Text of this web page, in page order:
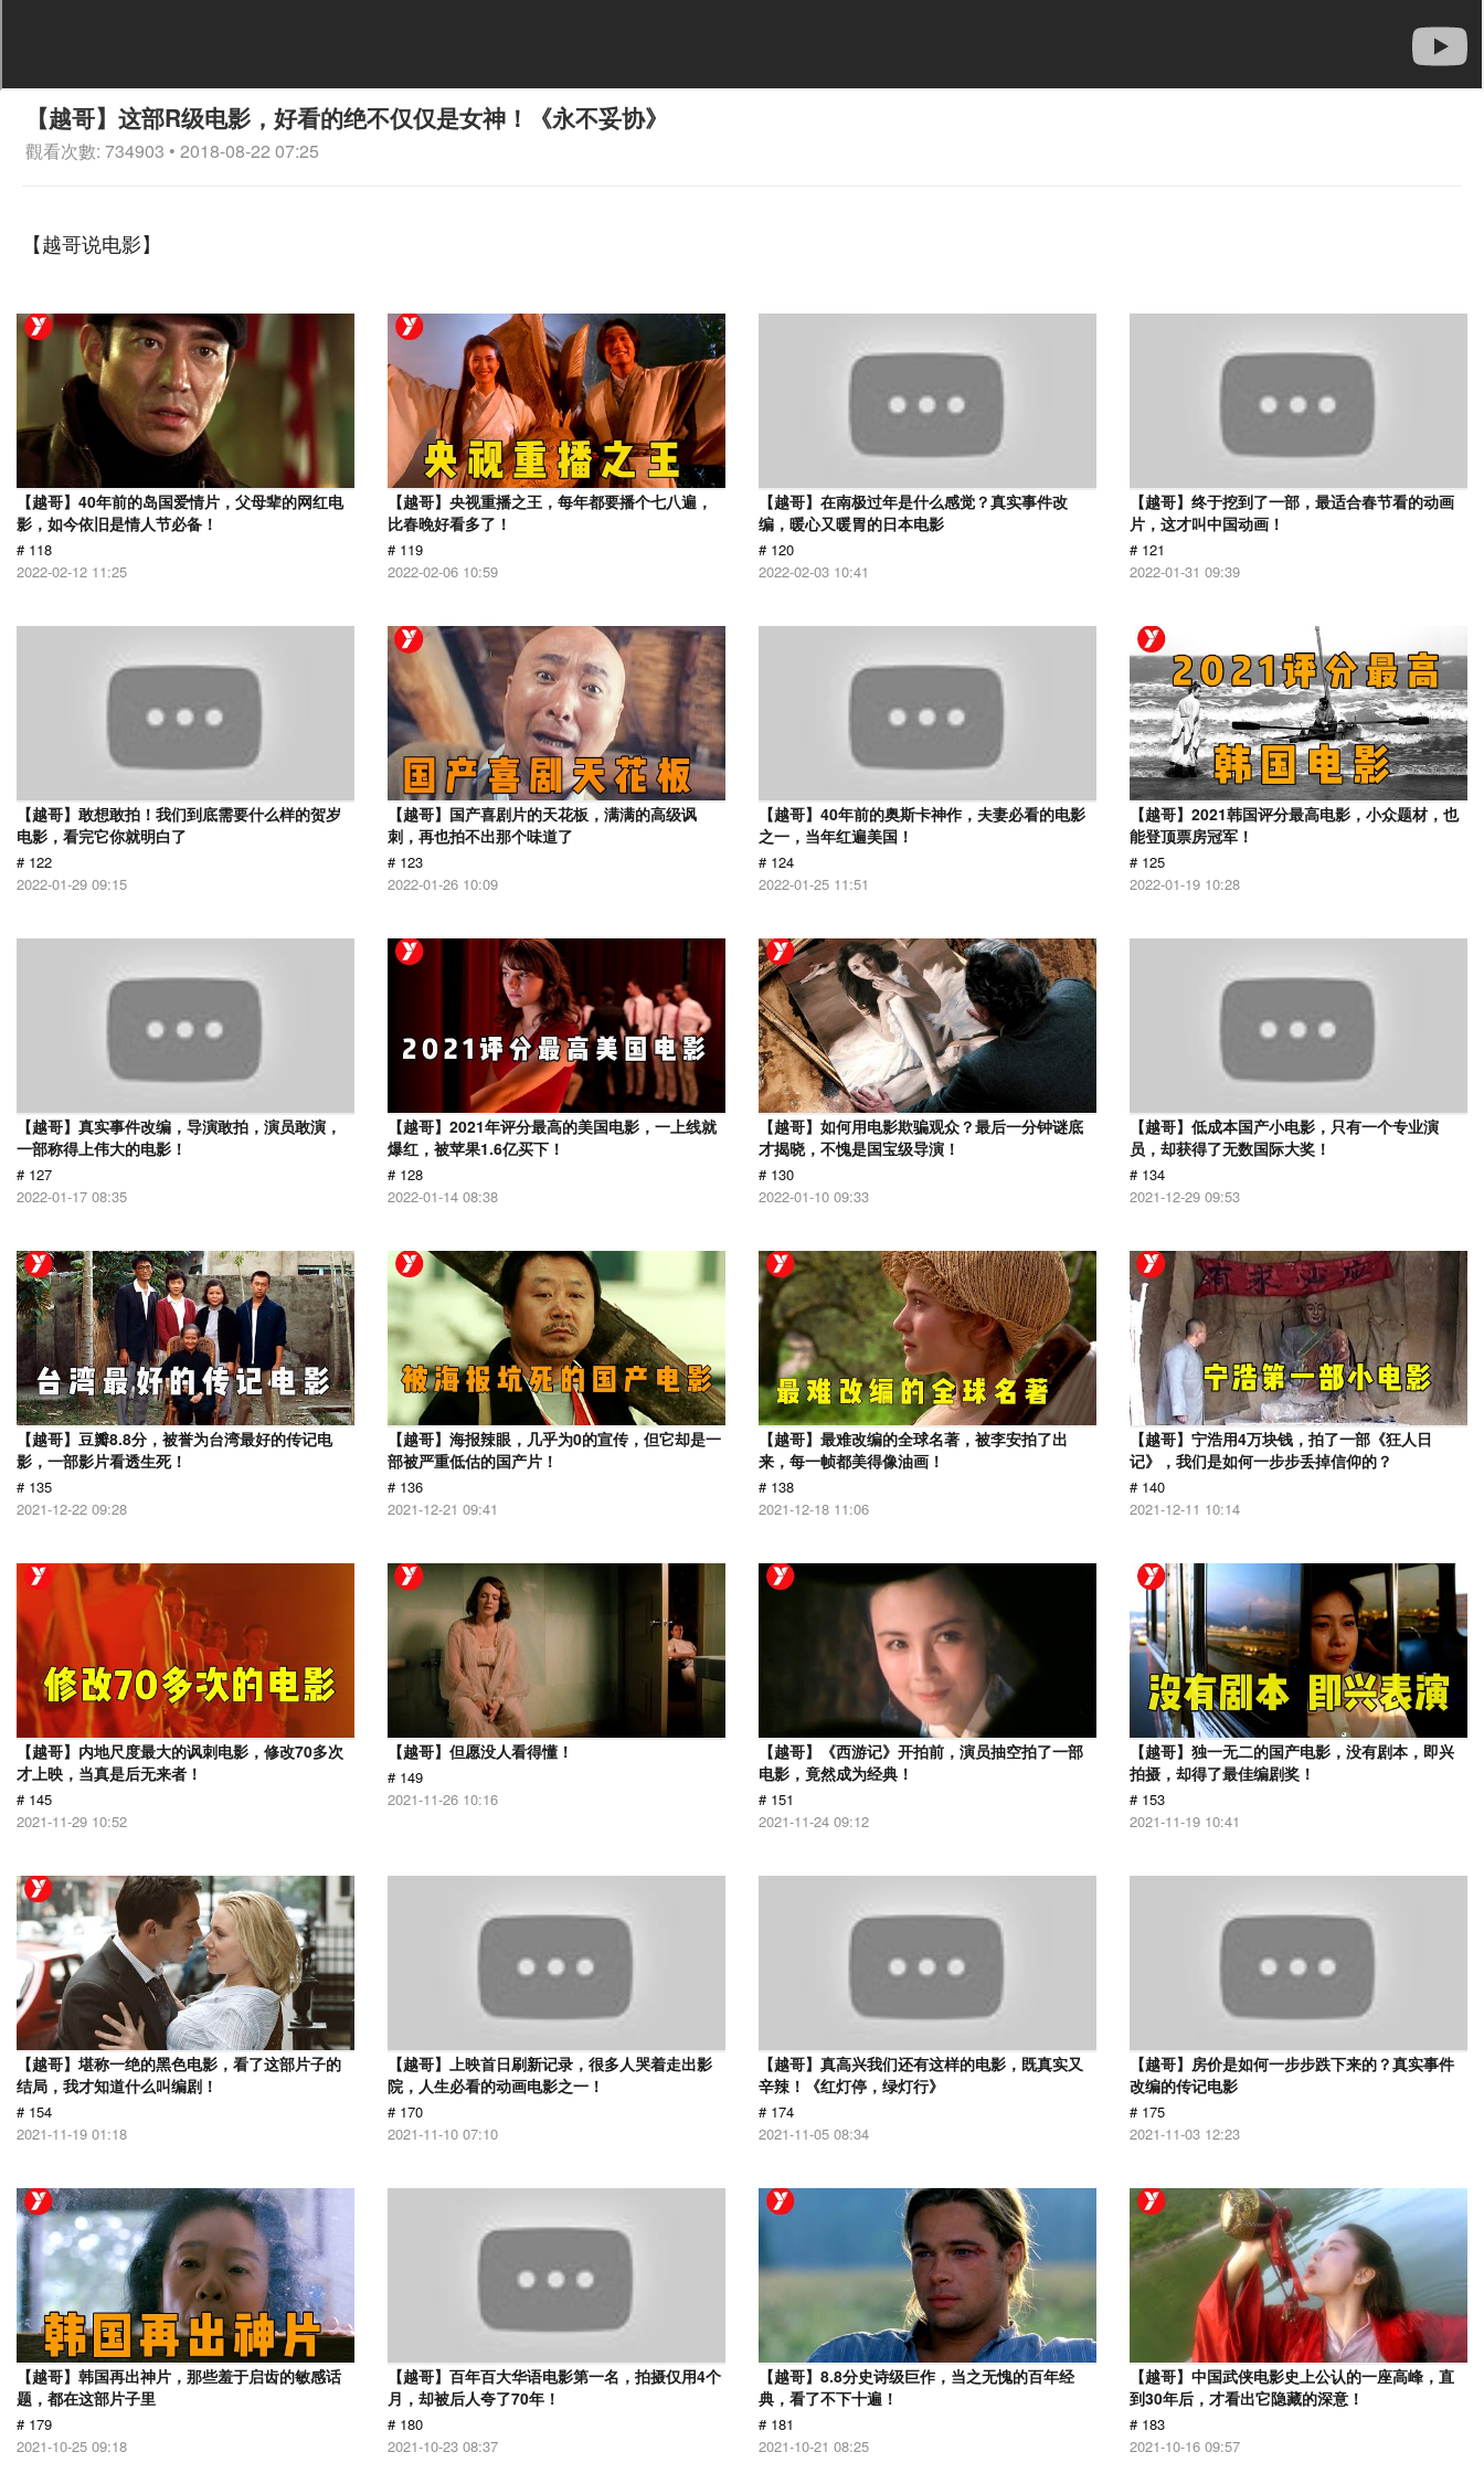
【越哥】这部R级电影，好看的绝不仅仅是女神！《永不妥协》
觀看次數: 734903 • 2018-08-22 07:25
【越哥说电影】
【越哥】40年前的岛国爱情片，父母辈的网红电
影，如今依旧是情人节必备！
# 118
2022-02-12 11:25
【越哥】央视重播之王，每年都要播个七八遍，
比春晚好看多了！
# 119
2022-02-06 10:59
【越哥】在南极过年是什么感觉？真实事件改
编，暖心又暖胃的日本电影
# 120
2022-02-03 10:41
【越哥】终于挖到了一部，最适合春节看的动画
片，这才叫中国动画！
# 121
2022-01-31 09:39
【越哥】敢想敢拍！我们到底需要什么样的贺岁
电影，看完它你就明白了
# 122
2022-01-29 09:15
【越哥】国产喜剧片的天花板，满满的高级讽
刺，再也拍不出那个味道了
# 123
2022-01-26 10:09
【越哥】40年前的奥斯卡神作，夫妻必看的电影
之一，当年红遍美国！
# 124
2022-01-25 11:51
【越哥】2021韩国评分最高电影，小众题材，也
能登顶票房冠军！
# 125
2022-01-19 10:28
【越哥】真实事件改编，导演敢拍，演员敢演，
一部称得上伟大的电影！
# 127
2022-01-17 08:35
【越哥】2021年评分最高的美国电影，一上线就
爆红，被苹果1.6亿买下！
# 128
2022-01-14 08:38
【越哥】如何用电影欺骗观众？最后一分钟谜底
才揭晓，不愧是国宝级导演！
# 130
2022-01-10 09:33
【越哥】低成本国产小电影，只有一个专业演
员，却获得了无数国际大奖！
# 134
2021-12-29 09:53
【越哥】豆瓣8.8分，被誉为台湾最好的传记电
影，一部影片看透生死！
# 135
2021-12-22 09:28
【越哥】海报辣眼，几乎为0的宣传，但它却是一
部被严重低估的国产片！
# 136
2021-12-21 09:41
【越哥】最难改编的全球名著，被李安拍了出
来，每一帧都美得像油画！
# 138
2021-12-18 11:06
【越哥】宁浩用4万块钱，拍了一部《狂人日
记》，我们是如何一步步丢掉信仰的？
# 140
2021-12-11 10:14
【越哥】内地尺度最大的讽刺电影，修改70多次
才上映，当真是后无来者！
# 145
2021-11-29 10:52
【越哥】但愿没人看得懂！
# 149
2021-11-26 10:16
【越哥】《西游记》开拍前，演员抽空拍了一部
电影，竟然成为经典！
# 151
2021-11-24 09:12
【越哥】独一无二的国产电影，没有剧本，即兴
拍摄，却得了最佳编剧奖！
# 153
2021-11-19 10:41
【越哥】堪称一绝的黑色电影，看了这部片子的
结局，我才知道什么叫编剧！
# 154
2021-11-19 01:18
【越哥】上映首日刷新记录，很多人哭着走出影
院，人生必看的动画电影之一！
# 170
2021-11-10 07:10
【越哥】真高兴我们还有这样的电影，既真实又
辛辣！《红灯停，绿灯行》
# 174
2021-11-05 08:34
【越哥】房价是如何一步步跌下来的？真实事件
改编的传记电影
# 175
2021-11-03 12:23
【越哥】韩国再出神片，那些羞于启齿的敏感话
题，都在这部片子里
# 179
2021-10-25 09:18
【越哥】百年百大华语电影第一名，拍摄仅用4个
月，却被后人夸了70年！
# 180
2021-10-23 08:37
【越哥】8.8分史诗级巨作，当之无愧的百年经
典，看了不下十遍！
# 181
2021-10-21 08:25
【越哥】中国武侠电影史上公认的一座高峰，直
到30年后，才看出它隐藏的深意！
# 183
2021-10-16 09:57